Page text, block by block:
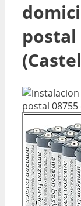
postal